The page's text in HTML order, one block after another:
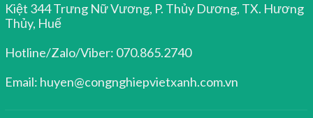
Kiệt 344 Trưng Nữ Vương, P. Thủy Dương, TX. Hương
Thủy, Huế
Hotline/Zalo/Viber: 070.865.2740
Email: huyen@congnghiepvietxanh.com.vn